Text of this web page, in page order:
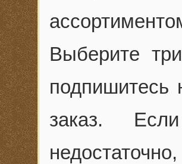
Выберите
подпишитесь
заказ.